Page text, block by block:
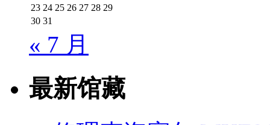
23 24 25 26 27 28 29
30 31
« 7 月
最新馆藏